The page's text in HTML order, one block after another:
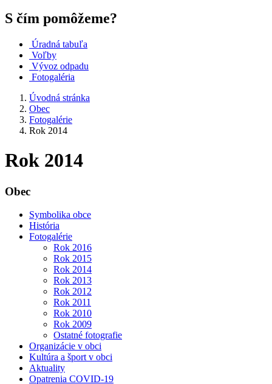
S čím pomôžeme?
Úradná tabuľa
Voľby
Vývoz odpadu
Fotogaléria
Úvodná stránka
Obec
Fotogalérie
Rok 2014
Rok 2014
Obec
Symbolika obce
História
Fotogalérie
Rok 2016
Rok 2015
Rok 2014
Rok 2013
Rok 2012
Rok 2011
Rok 2010
Rok 2009
Ostatné fotografie
Organizácie v obci
Kultúra a šport v obci
Aktuality
Opatrenia COVID-19